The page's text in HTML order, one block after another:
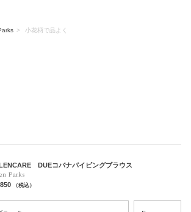
小花柄で品よく
DUEコバナパイピングブラウス
Parks
（税込）